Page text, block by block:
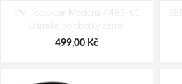
béžové
1 352,00 Kč
VM Footwear Modena 4485-60
Dámské polobotky černé
499,00 Kč